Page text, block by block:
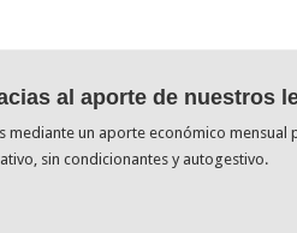
al aporte de nuestros
mediante un aporte económico
sin condicionantes y autogestivo.